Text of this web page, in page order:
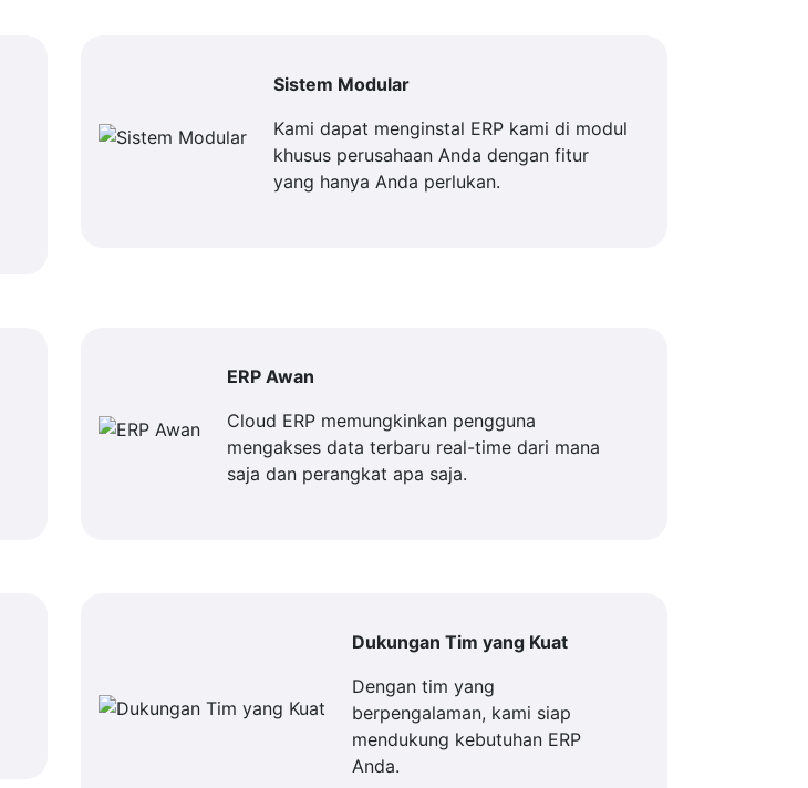
Sistem Modular
Kami dapat menginstal ERP kami di modul
khusus perusahaan Anda dengan fitur
yang hanya Anda perlukan.
ERP Awan
Cloud ERP memungkinkan pengguna
mengakses data terbaru real-time dari mana
saja dan perangkat apa saja.
Dukungan Tim yang Kuat
Dengan tim yang
berpengalaman, kami siap
mendukung kebutuhan ERP
Anda.